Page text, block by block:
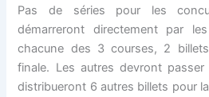
Pas de séries pour les
démarreront directement par
chacune des 3 courses, 2
finale. Les autres devront
distribueront 6 autres billets pour